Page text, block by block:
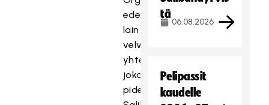
edelsi
lain
velvoittama
yhteistoimintamenettely,
joka
pidettiin
tä
06.08.2026
Pelipassit
kaudelle